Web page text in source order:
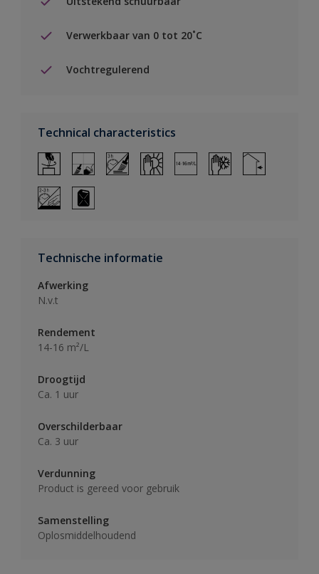
Verwerkbaar van 0 tot 20˚C
Vochtregulerend
Technical characteristics
Technische informatie
Afwerking
N.v.t
Rendement
14-16 m²/L
Droogtijd
Ca. 1 uur
Overschilderbaar
Ca. 3 uur
Verdunning
Product is gereed voor gebruik
Samenstelling
Oplosmiddelhoudend